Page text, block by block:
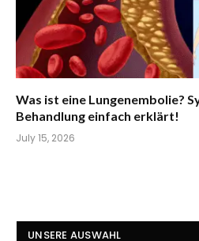
Was ist eine Lungenembolie?
Behandlung einfach erklärt!
July 15, 2026
UNSERE AUSWAHL